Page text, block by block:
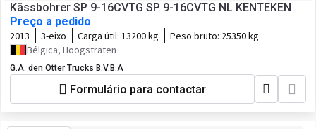
Kässbohrer SP 9-16CVTG SP 9-16CVTG NL KENTEKEN
Preço a pedido
2013 3-eixo Carga útil: 13200 kg Peso bruto: 25350 kg
Bélgica, Hoogstraten
G.A. den Otter Trucks B.V.B.A
Formulário para contactar